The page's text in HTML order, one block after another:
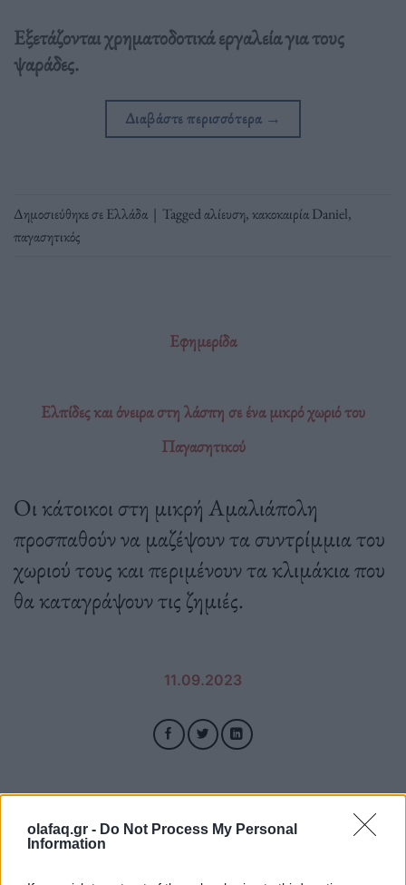
olafaq.gr - Do Not Process My Personal
Information
Εξετάζονται χρηματοδοτικά εργαλεία για τους
ψαράδες.
Διαβάστε περισσότερα →
Δημοσιεύθηκε σεΕλλάδα | Taggedαλίευση,κακοκαιρία Daniel,
παγασητικός
Εφημερίδα
Ελπίδες και όνειρα στη λάσπη σε ένα μικρό χωριό του
Παγασητικού
Οι κάτοικοι στη μικρή Αμαλιάπολη
προσπαθούν να μαζέψουν τα συντρίμμια του
χωριού τους και περιμένουν τα κλιμάκια που
θα καταγράψουν τις ζημιές.
11.09.2023